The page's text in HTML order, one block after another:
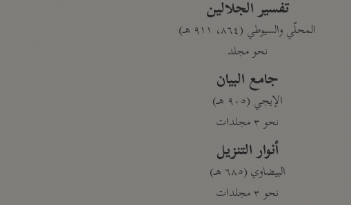
تفسير الجلالين
المحلّي والسيوطي (٨٦٤، ٩١١ هـ)
نحو مجلد
جامع البيان
الإيجي (٩٠٥ هـ)
نحو ٣ مجلدات
أنوار التنزيل
البيضاوي (٦٨٥ هـ)
نحو ٣ مجلدات